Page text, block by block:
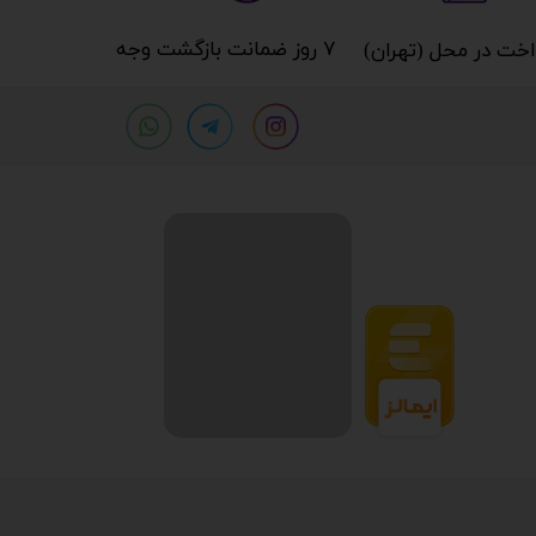
۷ روز ضمانت بازگشت وجه​​​​​​​ در محل (تهران)​​​​​​​